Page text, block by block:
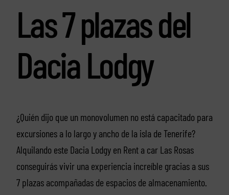
Las 7 plazas del
Dacia Lodgy
¿Quién dijo que un monovolumen no está capacitado para
excursiones a lo largo y ancho de la isla de Tenerife?
Alquilando este Dacia Lodgy en Rent a car Las Rosas
conseguirás vivir una experiencia increíble gracias a sus
7 plazas acompañadas de espacios de almacenamiento.